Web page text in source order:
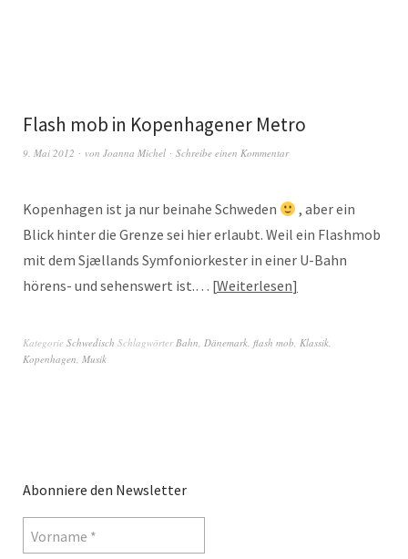
Flash mob in Kopenhagener Metro
9. Mai 2012 von Joanna Michel Schreibe einen Kommentar
Kopenhagen ist ja nur beinahe Schweden
, aber ein
Blick hinter die Grenze sei hier erlaubt. Weil ein Flashmob
mit dem Sjællands Symfoniorkester in einer U-Bahn
hörens- und sehenswert ist.… Weiterlesen
Kategorie Schwedisch SchlagwörterBahn, Dänemark, flash mob, Klassik,
Kopenhagen, Musik
Abonniere den Newsletter